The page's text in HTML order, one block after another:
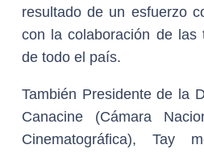
resultado de un esfuerzo
con la colaboración de las
de todo el país.
También Presidente de la
Canacine (Cámara
Cinematográfica), Tay